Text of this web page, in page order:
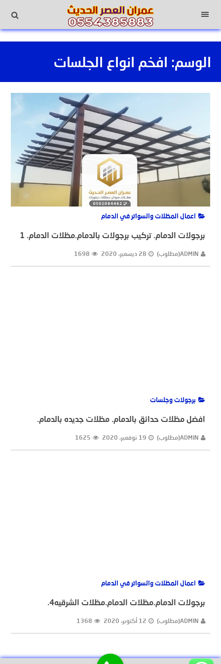
القائمة
الوسم: افخم انواع الجلسات
اعمال المظلات والسواتر في الدمام
برجولات الدمام. تركيب برجولات بالدمام.مظلات الدمام. 1
ADMIN(مطلوب) 28 ديسمبر، 2020 1698
برجولات وجلسات
افضل مظلات حدائق بالدمام. مظلات جديده بالدمام.
ADMIN(مطلوب) 19 نوفمبر، 2020 1625
اعمال المظلات والسواتر في الدمام
برجولات الدمام.مظلات الدمام.مظلات الشرقيه4.
ADMIN(مطلوب) 12 أكتوبر، 2020 1368